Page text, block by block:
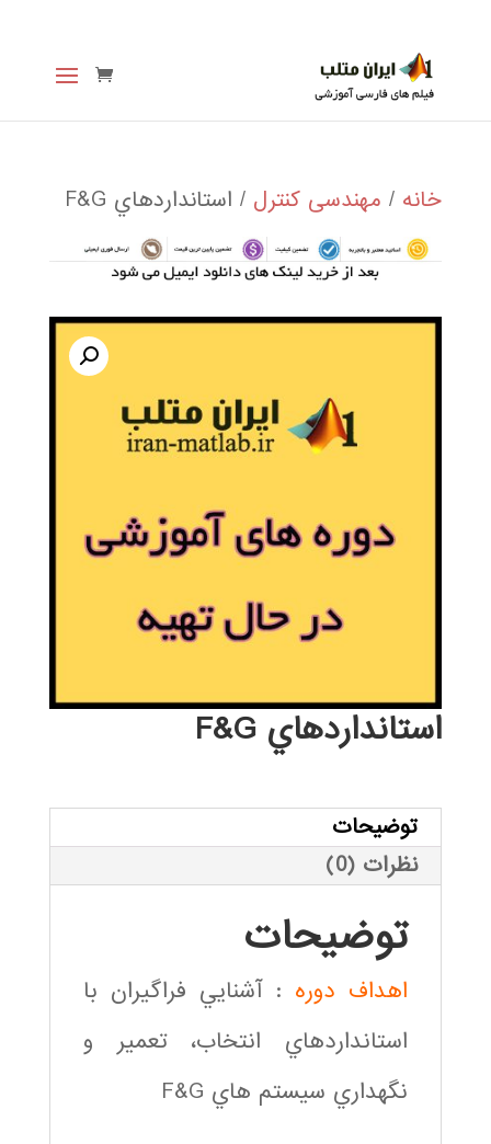
خانه / مهندسی کنترل / استانداردهاي F&G
استانداردهاي F&G
توضیحات
نظرات (0)
توضیحات
اهداف دوره : آشنايي فراگيران با
استانداردهاي انتخاب، تعمير و
نگهداري سيستم هاي F&G